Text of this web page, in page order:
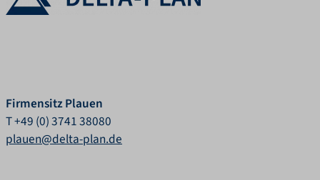
Firmensitz Plauen
T +49 (0) 3741 38080
plauen@delta-plan.de